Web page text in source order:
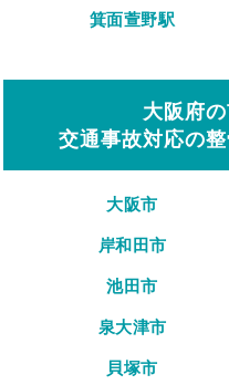
箕面萱野駅
大阪府
交通事故対応の
大阪市
岸和田市
池田市
泉大津市
貝塚市